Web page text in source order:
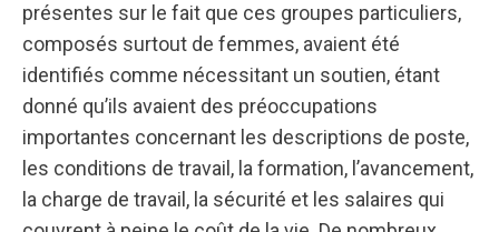
présentes sur le fait que ces groupes particuliers,
composés surtout de femmes, avaient été
identifiés comme nécessitant un soutien, étant
donné qu’ils avaient des préoccupations
importantes concernant les descriptions de poste,
les conditions de travail, la formation, l’avancement,
la charge de travail, la sécurité et les salaires qui